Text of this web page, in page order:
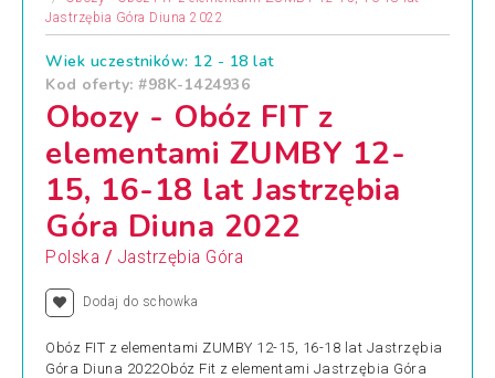
Jastrzębia Góra Diuna 2022
Wiek uczestników: 12 - 18 lat
Kod oferty: #98K-1424936
Obozy - Obóz FIT z
elementami ZUMBY 12-
15, 16-18 lat Jastrzębia
Góra Diuna 2022
Polska / Jastrzębia Góra
Dodaj do schowka
Obóz FIT z elementami ZUMBY 12-15, 16-18 lat Jastrzębia
Góra Diuna 2022Obóz Fit z elementami Jastrzębia Góra